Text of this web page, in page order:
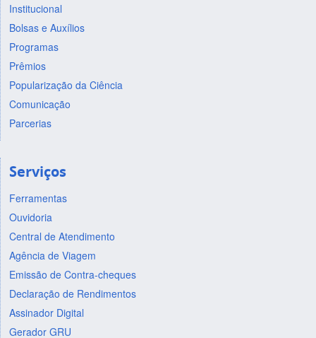
Institucional
Bolsas e Auxílios
Programas
Prêmios
Popularização da Ciência
Comunicação
Parcerias
Serviços
Ferramentas
Ouvidoria
Central de Atendimento
Agência de Viagem
Emissão de Contra-cheques
Declaração de Rendimentos
Assinador Digital
Gerador GRU